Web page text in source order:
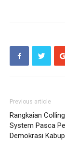
Previous article
Rangkaian
System Pasca
Demokrasi